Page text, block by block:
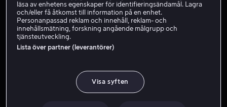
läsa av enhetens egenskaper för identifieringsändamål. Lagra
och/eller få åtkomst till information på en enhet.
Personanpassad reklam och innehåll, reklam- och
innehållsmätning, forskning angående målgrupp och
tjänsteutveckling.
Lista över partner (leverantörer)
Visa syften